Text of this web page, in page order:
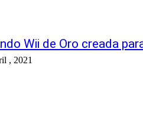
Wii de Oro creada
, 2021